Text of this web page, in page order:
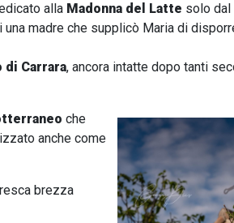
alla Madonna del Latte solo
madre che supplicò Maria di
di Carrara, ancora intatte dopo tanti
che
anche come
brezza